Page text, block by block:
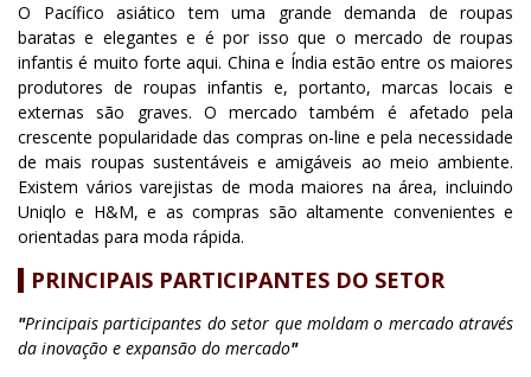
O Pacífico asiático tem uma grande demanda de roupas
baratas e elegantes e é por isso que o mercado de roupas
infantis é muito forte aqui. China e Índia estão entre os maiores
produtores de roupas infantis e, portanto, marcas locais e
externas são graves. O mercado também é afetado pela
crescente popularidade das compras on-line e pela necessidade
de mais roupas sustentáveis e amigáveis ao meio ambiente.
Existem vários varejistas de moda maiores na área, incluindo
Uniqlo e H&M, e as compras são altamente convenientes e
orientadas para moda rápida.
PRINCIPAIS PARTICIPANTES DO SETOR
"Principais participantes do setor que moldam o mercado através
da inovação e expansão do mercado"